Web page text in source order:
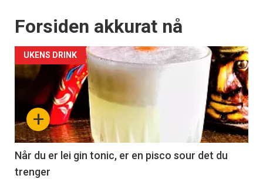
Forsiden akkurat nå
+
UKENS DRINK
Når du er lei gin tonic, er en pisco sour det du
trenger